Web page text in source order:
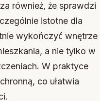
również, że sprawdzi
istotne dla
wykończyć wnętrze
a nie tylko w
W praktyce
co ułatwia